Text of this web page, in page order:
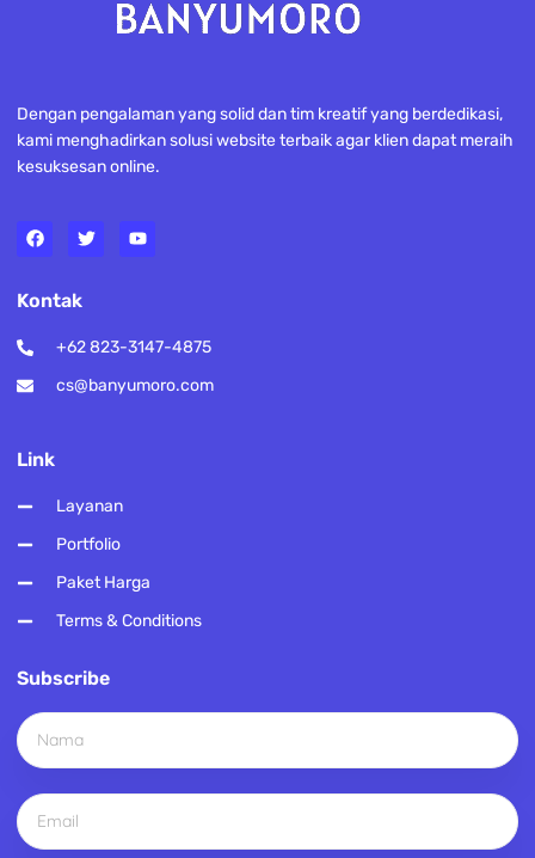
Dengan pengalaman yang solid dan tim kreatif yang berdedikasi,
kami menghadirkan solusi website terbaik agar klien dapat meraih
kesuksesan online.
Kontak
+62 823-3147-4875
cs@banyumoro.com
Link
Layanan
Portfolio
Paket Harga
Terms & Conditions
Subscribe